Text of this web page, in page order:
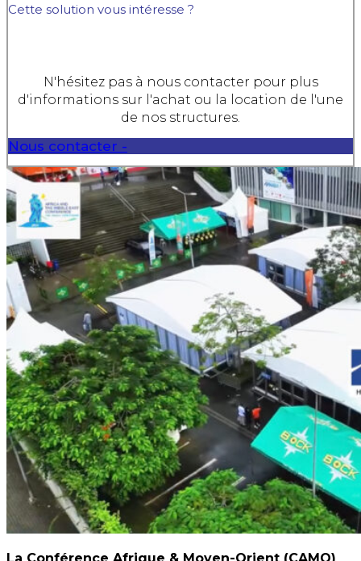
Cette solution vous intéresse ?
N'hésitez pas à nous contacter pour plus
d'informations sur l'achat ou la location de l'une
de nos structures.
Nous contacter -